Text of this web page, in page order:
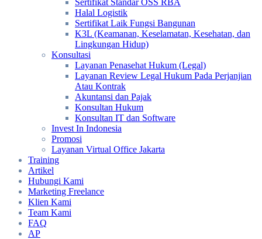
Sertifikat Standar OSS RBA
Halal Logistik
Sertifikat Laik Fungsi Bangunan
K3L (Keamanan, Keselamatan, Kesehatan, dan
Lingkungan Hidup)
Konsultasi
Layanan Penasehat Hukum (Legal)
Layanan Review Legal Hukum Pada Perjanjian
Atau Kontrak
Akuntansi dan Pajak
Konsultan Hukum
Konsultan IT dan Software
Invest In Indonesia
Promosi
Layanan Virtual Office Jakarta
Training
Artikel
Hubungi Kami
Marketing Freelance
Klien Kami
Team Kami
FAQ
AP